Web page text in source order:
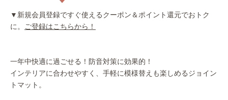
▼新規会員登録ですぐ使えるクーポン＆ポイント還元でおトク
に。
ご登録はこちらから！
一年中快適に過ごせる！防音対策に効果的！
インテリアに合わせやすく、手軽に模様替えも楽しめるジョイン
トマット。